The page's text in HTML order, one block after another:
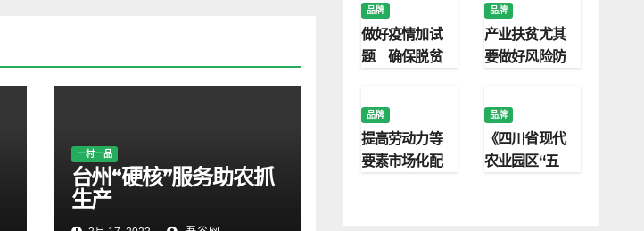
一村一品
台州“硬核”服务助农抓
生产
品牌
做好疫情加试
题 确保脱贫
品牌
产业扶贫尤其
要做好风险防
品牌
提高劳动力等
要素市场化配
品牌
《四川省现代
农业园区“五